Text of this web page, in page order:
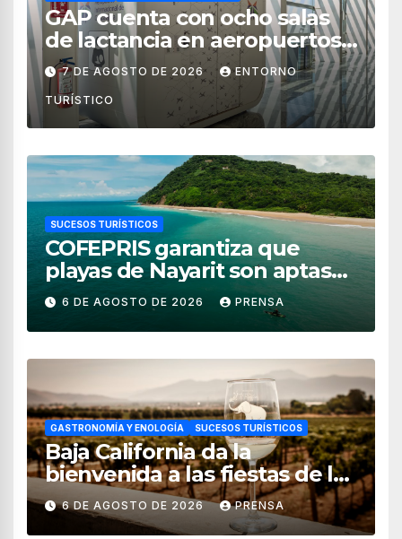
GAP cuenta con ocho salas
de lactancia en aeropuertos
de México
7 DE AGOSTO DE 2026 ENTORNO
TURÍSTICO
SUCESOS TURÍSTICOS
COFEPRIS garantiza que
playas de Nayarit son aptas
para uso recreativo
6 DE AGOSTO DE 2026 PRENSA
GASTRONOMÍA Y ENOLOGÍA SUCESOS TURÍSTICOS
Baja California da la
bienvenida a las fiestas de la
vendimia 2026
6 DE AGOSTO DE 2026 PRENSA